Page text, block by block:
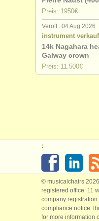
Preis: 1950€
Veröff.: 04 Aug 2026
instrument
14k Nagahara
Galway crown
Preis: 11.500€
:
© musicalchairs 2026
registered office: 11
company
compliance notice:
for more information